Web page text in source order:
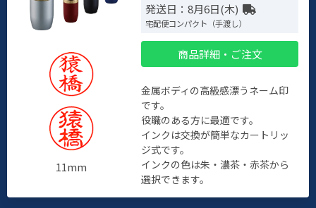
11mm
発送日：8月6日(木)
宅配便コンパクト（手渡し）
商品詳細・ご注文
金属ボディの高級感漂うネーム印
です。
役職のある方に最適です。
インクは交換が簡単なカートリッ
ジ式です。
インクの色は朱・濃茶・赤茶から
選択できます。